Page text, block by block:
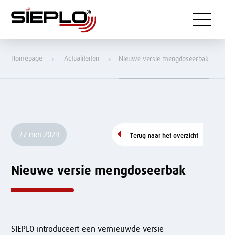
Menu
Homepage Actualiteiten Nieuwe versie mengdoseerbak
27 mei 2024 Terug naar het overzicht
Nieuwe versie mengdoseerbak
SIEPLO introduceert een vernieuwde versie